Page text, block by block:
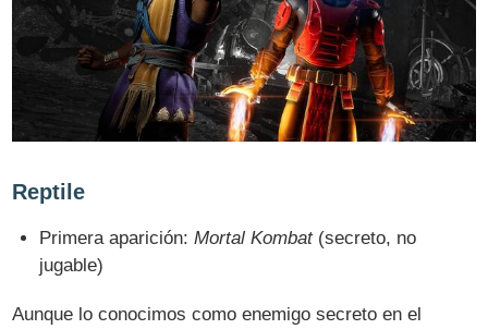
Reptile
Primera aparición:Mortal Kombat(secreto, no
jugable)
Aunque lo conocimos como enemigo secreto en el